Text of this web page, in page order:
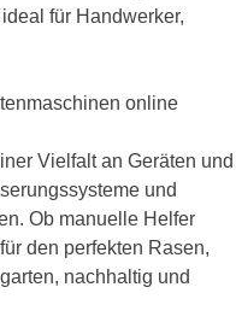
für Handwerker,
online
Vielfalt an Geräten und
und
Ob manuelle Helfer
den perfekten Rasen,
nachhaltig und